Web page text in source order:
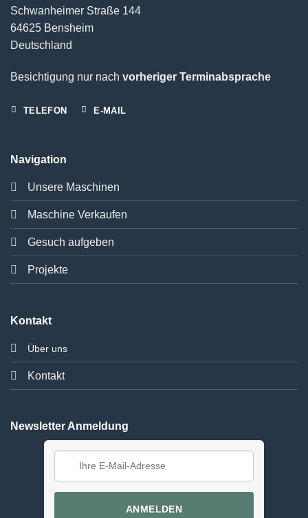
Schwanheimer Straße 144
64625 Bensheim
Deutschland
Besichtigung nur nach vorheriger Terminabsprache
TELEFON E-MAIL
Navigation
Unsere Maschinen
Maschine Verkaufen
Gesuch aufgeben
Projekte
Kontakt
Über uns
Kontakt
Newsletter Anmeldung
ANMELDEN